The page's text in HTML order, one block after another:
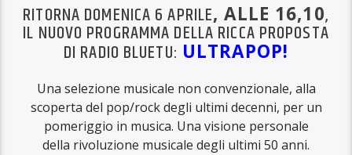
RITORNA DOMENICA 6 APRILE, ALLE 16,10,
IL NUOVO PROGRAMMA DELLA RICCA PROPOSTA
DI RADIO BLUETU: ULTRAPOP!
Una selezione musicale non convenzionale, alla
scoperta del pop/rock degli ultimi decenni, per un
pomeriggio in musica. Una visione personale
della rivoluzione musicale degli ultimi 50 anni.